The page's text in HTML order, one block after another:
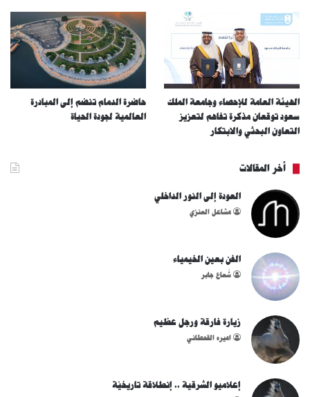
الهيئة العامة للإحصاء وجامعة الملك
سعود توقعان مذكرة تفاهم لتعزيز
التعاون البحثي والابتكار
حاضرة الدمام تنضم إلى المبادرة
العالمية لجودة الحياة
أخر المقالات
العودة إلى النور الداخلي
مشاعل العنزي
الفن بعين الخيمياء
شُعاع جابر
زيارة فارقة ورجل عظيم
اميره القحطاني
إعلاميو الشرقية .. إنطلاقة تاريخيّة